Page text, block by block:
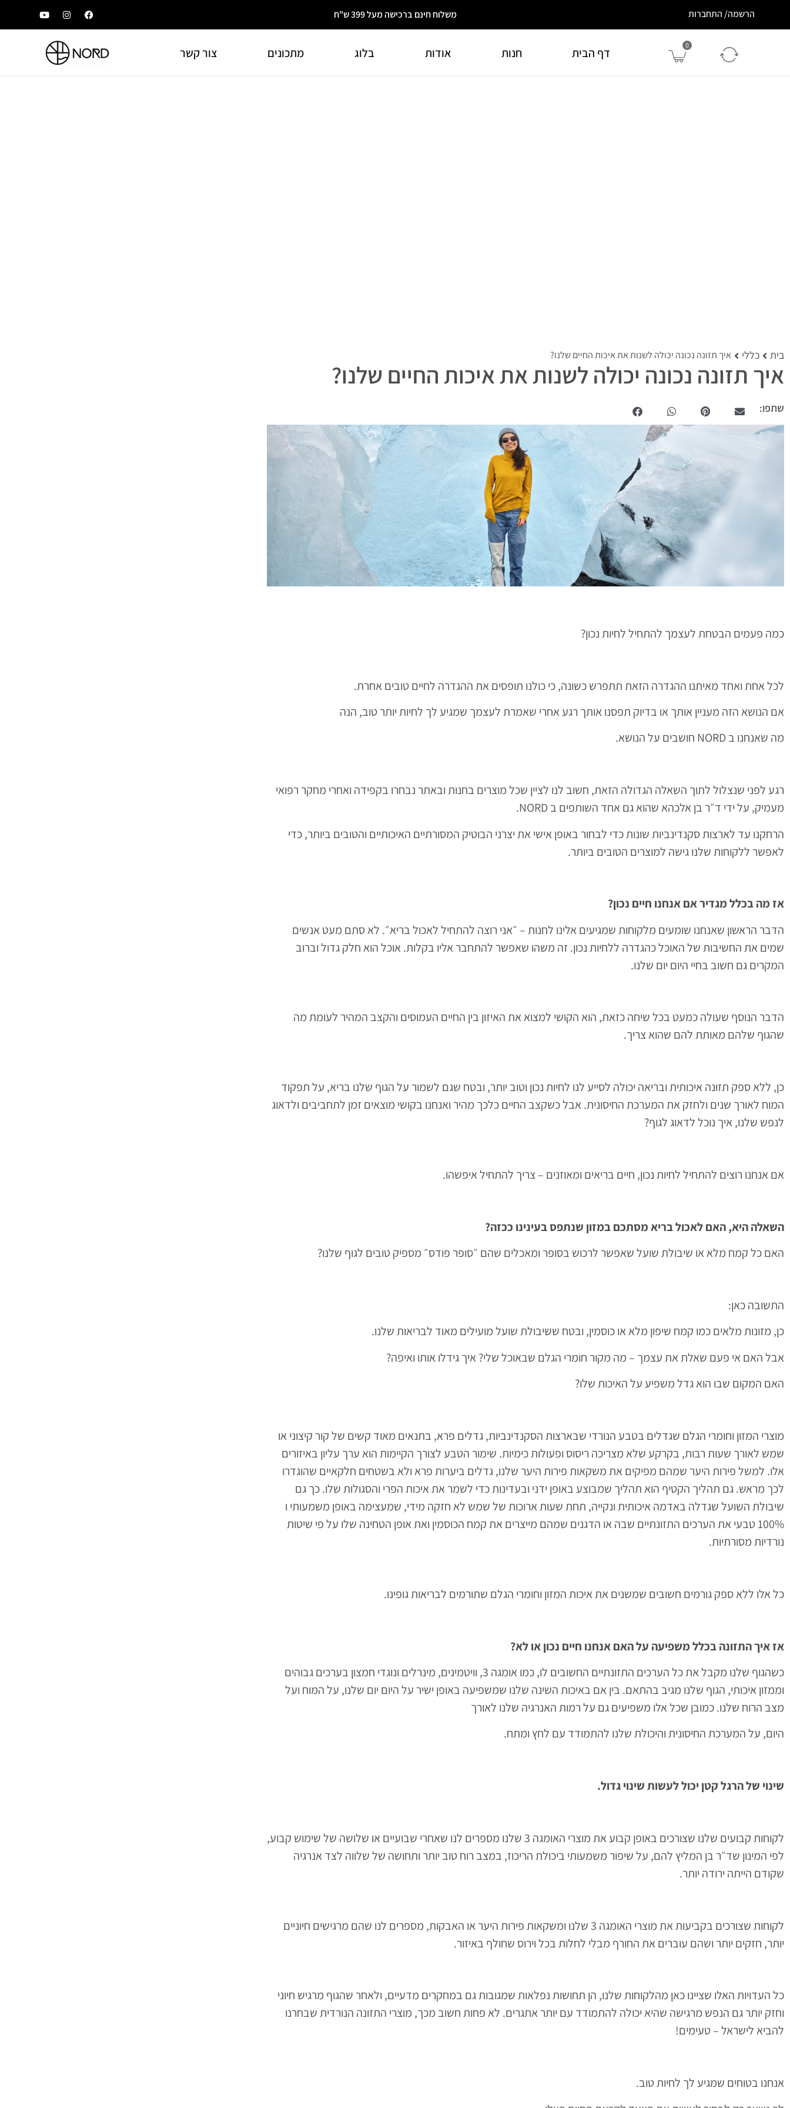
הרשמה/ התחברות משלוח חינם ברכישה מעל 399 ש"ח
0 דף הבית חנות אודות בלוג מתכונים צור קשר
בית כללי איך תזונה נכונה יכולה לשנות את איכות החיים שלנו?
איך תזונה נכונה יכולה לשנות את איכות החיים שלנו?
שתפו:
כמה פעמים הבטחת לעצמך להתחיל לחיות נכון?
לכל אחת ואחד מאיתנו ההגדרה הזאת תתפרש כשונה, כי כולנו תופסים את ההגדרה לחיים טובים אחרת.
אם הנושא הזה מעניין אותך או בדיוק תפסנו אותך רגע אחרי שאמרת לעצמך שמגיע לך לחיות יותר טוב, הנה
מה שאנחנו ב NORD חושבים על הנושא.
רגע לפני שנצלול לתוך השאלה הגדולה הזאת, חשוב לנו לציין שכל מוצרים בחנות ובאתר נבחרו בקפידה ואחרי מחקר רפואי
מעמיק, על ידי ד״ר בן אלכהא שהוא גם אחד השותפים ב NORD.
הרחקנו עד לארצות סקנדינביות שונות כדי לבחור באופן אישי את יצרני הבוטיק המסורתיים האיכותיים והטובים ביותר, כדי
לאפשר ללקוחות שלנו גישה למוצרים הטובים ביותר.
אז מה בכלל מגדיר אם אנחנו חיים נכון?
הדבר הראשון שאנחנו שומעים מלקוחות שמגיעים אלינו לחנות – ״אני רוצה להתחיל לאכול בריא״. לא סתם מעט אנשים
שמים את החשיבות של האוכל כהגדרה ללחיות נכון. זה משהו שאפשר להתחבר אליו בקלות. אוכל הוא חלק גדול וברוב
המקרים גם חשוב בחיי היום יום שלנו.
הדבר הנוסף שעולה כמעט בכל שיחה כזאת, הוא הקושי למצוא את האיזון בין החיים העמוסים והקצב המהיר לעומת מה
שהגוף שלהם מאותת להם שהוא צריך.
כן, ללא ספק תזונה איכותית ובריאה יכולה לסייע לנו לחיות נכון וטוב יותר, ובטח שגם לשמור על הגוף שלנו בריא, על תפקוד
המוח לאורך שנים ולחזק את המערכת החיסונית. אבל כשקצב החיים כלכך מהיר ואנחנו בקושי מוצאים זמן לתחביבים ולדאוג
לנפש שלנו, איך נוכל לדאוג לגוף?
אם אנחנו רוצים להתחיל לחיות נכון, חיים בריאים ומאוזנים – צריך להתחיל איפשהו.
השאלה היא, האם לאכול בריא מסתכם במזון שנתפס בעינינו ככזה?
האם כל קמח מלא או שיבולת שועל שאפשר לרכוש בסופר ומאכלים שהם ״סופר פודס״ מספיק טובים לגוף שלנו?
התשובה כאן:
כן, מזונות מלאים כמו קמח שיפון מלא או כוסמין, ובטח ששיבולת שועל מועילים מאוד לבריאות שלנו.
אבל האם אי פעם שאלת את עצמך – מה מקור חומרי הגלם שבאוכל שלי? איך גידלו אותו ואיפה?
האם המקום שבו הוא גדל משפיע על האיכות שלו?
מוצרי המזון וחומרי הגלם שגדלים בטבע הנורדי שבארצות הסקנדינביות, גדלים פרא, בתנאים מאוד קשים של קור קיצוני או
שמש לאורך שעות רבות, בקרקע שלא מצריכה ריסוס ופעולות כימיות. שימור הטבע לצורך הקיימות הוא ערך עליון באיזורים
אלו. למשל פירות היער שמהם מפיקים את משקאות פירות היער שלנו, גדלים ביערות פרא ולא בשטחים חלקאיים שהוגדרו
לכך מראש. גם תהליך הקטיף הוא תהליך שמבוצע באופן ידני ובעדינות כדי לשמר את איכות הפרי והסגולות שלו. כך גם
שיבולת השועל שגדלה באדמה איכותית ונקייה, תחת שעות ארוכות של שמש לא חזקה מידי, שמעצימה באופן משמעותי ו
100% טבעי את הערכים התזונתיים שבה או הדגנים שמהם מייצרים את קמח הכוסמין ואת אופן הטחינה שלו על פי שיטות
נורדיות מסורתיות.
כל אלו ללא ספק גורמים חשובים שמשנים את איכות המזון וחומרי הגלם שתורמים לבריאות גופינו.
אז איך התזונה בכלל משפיעה על האם אנחנו חיים נכון או לא?
כשהגוף שלנו מקבל את כל הערכים התזונתיים החשובים לו, כמו אומגה 3, וויטמינים, מינרלים ונוגדי חמצון בערכים גבוהים
וממזון איכותי, הגוף שלנו מגיב בהתאם. בין אם באיכות השינה שלנו שמשפיעה באופן ישיר על היום יום שלנו, על המוח ועל
מצב הרוח שלנו. כמובן שכל אלו משפיעים גם על רמות האנרגיה שלנו לאורך
היום, על המערכת החיסונית והיכולת שלנו להתמודד עם לחץ ומתח.
שינוי של הרגל קטן יכול לעשות שינוי גדול.
לקוחות קבועים שלנו שצורכים באופן קבוע את מוצרי האומגה 3 שלנו מספרים לנו שאחרי שבועיים או שלושה של שימוש קבוע,
לפי המינון שד״ר בן המליץ להם, על שיפור משמעותי ביכולת הריכוז, במצב רוח טוב יותר ותחושה של שלווה לצד אנרגיה
שקודם הייתה ירודה יותר.
לקוחות שצורכים בקביעות את מוצרי האומגה 3 שלנו ומשקאות פירות היער או האבקות, מספרים לנו שהם מרגישים חיוניים
יותר, חזקים יותר ושהם עוברים את החורף מבלי לחלות בכל וירוס שחולף באיזור.
כל העדויות האלו שציינו כאן מהלקוחות שלנו, הן תחושות נפלאות שמגובות גם במחקרים מדעיים, ולאחר שהגוף מרגיש חיוני
וחזק יותר גם הנפש מרגישה שהיא יכולה להתמודד עם יותר אתגרים. לא פחות חשוב מכך, מוצרי התזונה הנורדית שבחרנו
להביא לישראל – טעימים!
אנחנו בטוחים שמגיע לך לחיות טוב.